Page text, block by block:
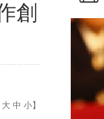
創
大 中 小】